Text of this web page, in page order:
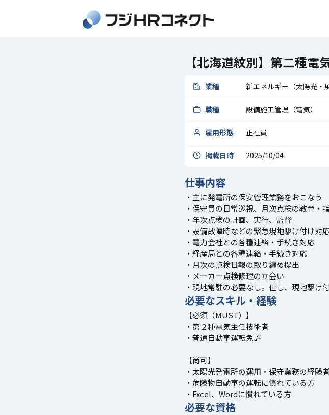
【北海道紋別】第二種電
業種 新エネルギー（太陽光・
職種 設備施工管理（電気）
雇用形態 正社員
掲載日時 2025/10/04
仕事内容
・主に発電所の保安管理業務をおこなう
・保守員の日常巡視、月次点検の教育・
・年次点検の計画、実行、監督
・設備故障時などの緊急現地駆け付け対
・電力会社との各種連絡・手続き対応
・経産局との各種連絡・手続き対応
・月次の点検日報の取り纏め提出
・メーカー点検修理の立会い
・現地常駐の必要なし。但し、現地駆け
必要なスキル・経験
【必須（MUST）】
・第２種電気主任技術者
・普通自動車運転免許
【尚可】
・太陽光発電所の運用・保守業務の経験
・危険物自動車の運転に慣れている方
・Excel、Wordに慣れている方
必要な資格